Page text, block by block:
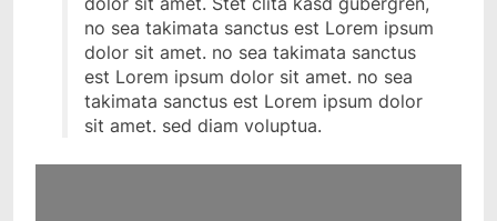
no sea takimata sanctus est Lorem ipsum
dolor sit amet. no sea takimata sanctus
est Lorem ipsum dolor sit amet. no sea
takimata sanctus est Lorem ipsum dolor
sit amet. sed diam voluptua.